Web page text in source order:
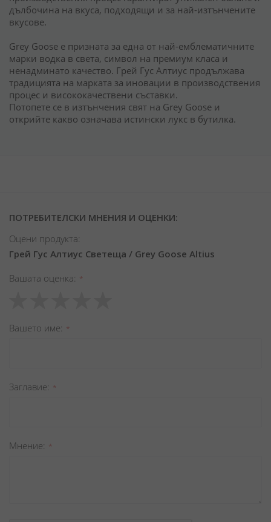
дълбочина на вкуса, подходящи и за най-изтънчените
вкусове.
Grey Goose е призната за една от най-емблематичните
марки водка в света, символ на премиум класа и
ненадминато качество. Грей Гус Алтиус продължава
традицията на марката за иновации в производствения
процес и висококачествени съставки.
Потопете се в изтънчения свят на Grey Goose и
открийте какво означава истински лукс в бутилка.
ПОТРЕБИТЕЛСКИ МНЕНИЯ И ОЦЕНКИ:
Оцени продукта:
Грей Гус Алтиус Светеща / Grey Goose Altius
Вашата оценка
star
stars
stars
stars
stars
Вашето име
Заглавиe
Мнение